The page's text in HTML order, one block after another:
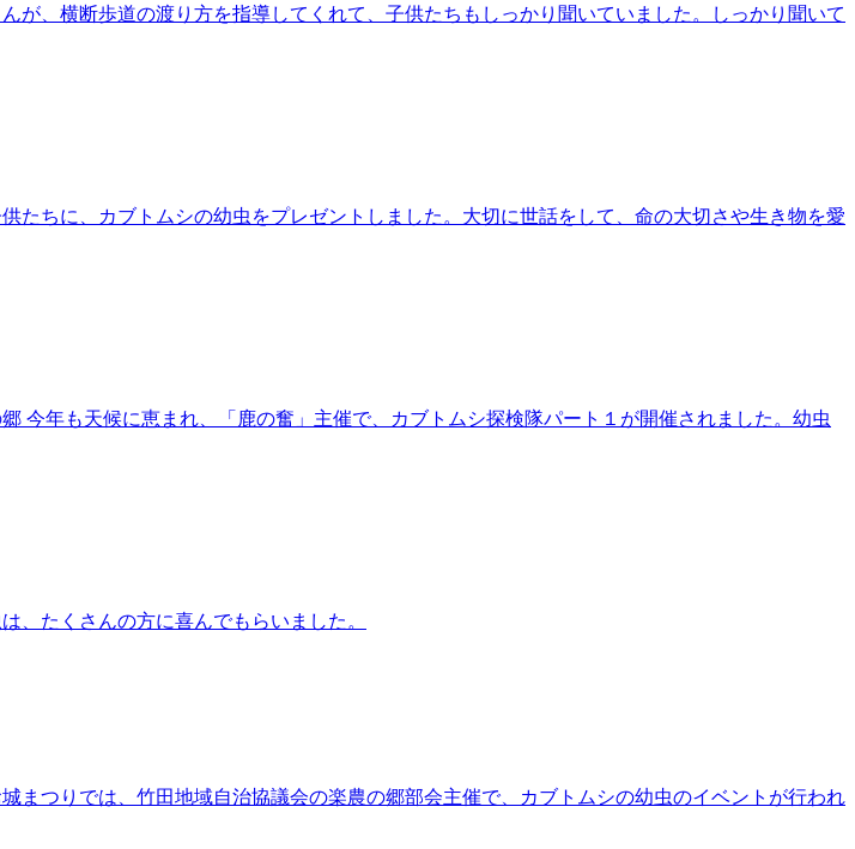
が、横断歩道の渡り方を指導してくれて、子供たちもしっかり聞いていました。しっかり聞いて
たちに、カブトムシの幼虫をプレゼントしました。大切に世話をして、命の大切さや生き物を愛
年も天候に恵まれ、「鹿の奮」主催で、カブトムシ探検隊パート１が開催されました。幼虫
、たくさんの方に喜んでもらいました。
まつりでは、竹田地域自治協議会の楽農の郷部会主催で、カブトムシの幼虫のイベントが行われ